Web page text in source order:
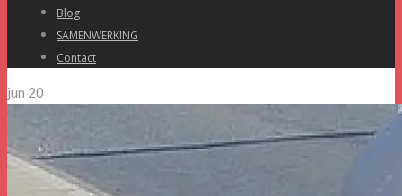
Blog
SAMENWERKING
Contact
jun 20